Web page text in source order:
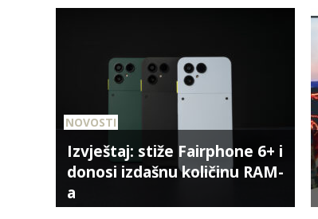
NOVOSTI
Izvještaj: stiže Fairphone 6+ i
donosi izdašnu količinu RAM-
a